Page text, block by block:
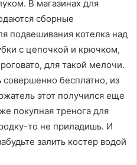
В магазинах для
сборные
подвешивания котелка над
с цепочкой и крючком,
для такой мелочи.
бесплатно, из
этот получился еще
покупная тренога для
то не приладишь. И
залить костер водой